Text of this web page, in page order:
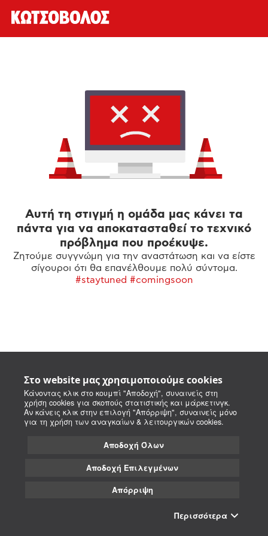
Στο website μας χρησιμοποιούμε cookies
Κάνοντας κλικ στο κουμπί "Αποδοχή", συναινείς στη
χρήση cookies για σκοπούς στατιστικής και μάρκετινγκ.
Αν κάνεις κλικ στην επιλογή "Απόρριψη", συναινείς μόνο
για τη χρήση των αναγκαίων & λειτουργικών cookies.
Αποδοχή Όλων
Αποδοχή Επιλεγμένων
Απόρριψη
Περισσότερα
Αυτή τη στιγμή η ομάδα μας κάνει τα
πάντα για να αποκατασταθεί το τεχνικό
πρόβλημα που προέκυψε.
Ζητούμε συγγνώμη για την αναστάτωση και να είστε
σίγουροι ότι θα επανέλθουμε πολύ σύντομα.
#staytuned #comingsoon